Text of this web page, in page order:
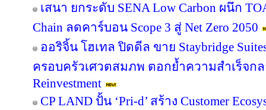
เสนา ยกระดับ SENA Low Carbon ผนึก
Chain ลดคาร์บอน Scope 3 สู่ Net Zero 2050
ออริจิ้น โฮเทล ปิดดีล ขาย Staybridge
ครอบครัวเศวตสมภพ ตอกย้ำความสำเร็จกล
Reinvestment
CP LAND ปั้น ‘Pri-d’ สร้าง Customer